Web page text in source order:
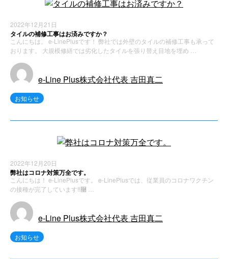
2022年12月21日
タイルの補修工事はお済みですか？
こんにちは。 e-LinePlusです！ 弊社では外壁のタイルの補修工事も承って
おります。 大規模修繕では劣化したタイルを張り替え目地を埋め …
e-Line Plus株式会社代表 吉田真二
お知らせ
2022年12月20日
弊社はコロナ対策万全です。
こんにちは！ e-LinePlusです。 e-LinePlusでは、従業員のコロナワクチン
の接種が完了しています‼࿠ …
e-Line Plus株式会社代表 吉田真二
お知らせ